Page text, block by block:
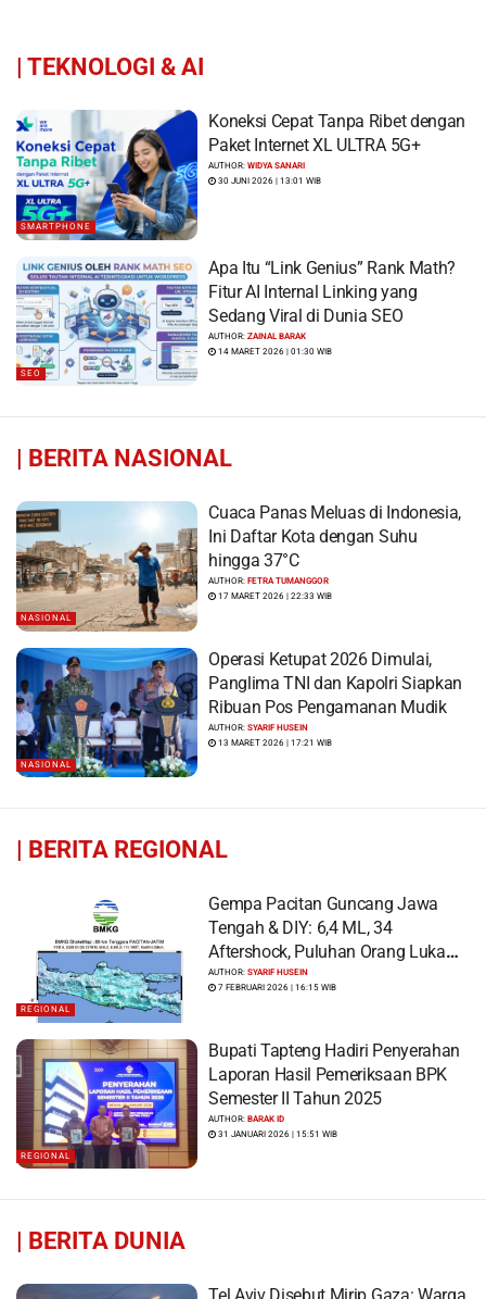
| TEKNOLOGI & AI
SMARTPHONE
Koneksi Cepat Tanpa Ribet dengan
Paket Internet XL ULTRA 5G+
AUTHOR:WIDYA SANARI
30 JUNI 2026 | 13:01 WIB
SEO
Apa Itu “Link Genius” Rank Math?
Fitur AI Internal Linking yang
Sedang Viral di Dunia SEO
AUTHOR:ZAINAL BARAK
14 MARET 2026 | 01:30 WIB
| BERITA NASIONAL
NASIONAL
Cuaca Panas Meluas di Indonesia,
Ini Daftar Kota dengan Suhu
hingga 37°C
AUTHOR:FETRA TUMANGGOR
17 MARET 2026 | 22:33 WIB
NASIONAL
Operasi Ketupat 2026 Dimulai,
Panglima TNI dan Kapolri Siapkan
Ribuan Pos Pengamanan Mudik
AUTHOR:SYARIF HUSEIN
13 MARET 2026 | 17:21 WIB
| BERITA REGIONAL
REGIONAL
Gempa Pacitan Guncang Jawa
Tengah & DIY: 6,4 ML, 34
Aftershock, Puluhan Orang Luka
dan Ratusan Bangunan Rusak
AUTHOR:SYARIF HUSEIN
7 FEBRUARI 2026 | 16:15 WIB
REGIONAL
Bupati Tapteng Hadiri Penyerahan
Laporan Hasil Pemeriksaan BPK
Semester II Tahun 2025
AUTHOR:BARAK ID
31 JANUARI 2026 | 15:51 WIB
| BERITA DUNIA